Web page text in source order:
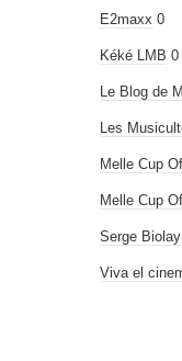
E2maxx 0
Kéké LMB 0
Le Blog de
Les
Melle Cup
Melle Cup
Serge
Viva el